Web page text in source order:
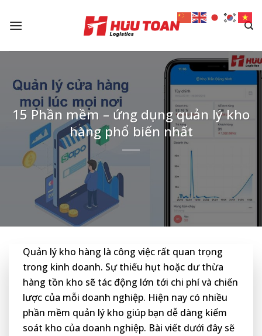
15 Phần mềm – ứng dụng quản lý kho
hàng phổ biến nhất
Quản lý kho hàng là công việc rất quan trọng
trong kinh doanh. Sự thiếu hụt hoặc dư thừa
hàng tồn kho sẽ tác động lớn tới chi phí và chiến
lược của mỗi doanh nghiệp. Hiện nay có nhiều
phần mềm quản lý kho giúp bạn dễ dàng kiểm
soát kho của doanh nghiệp. Bài viết dưới đây sẽ